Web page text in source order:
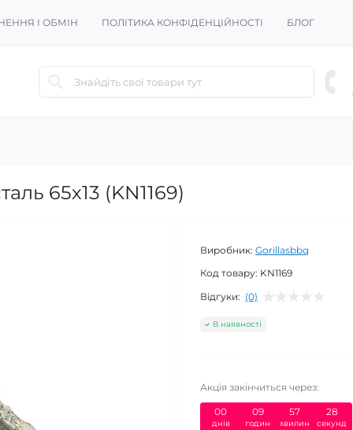
І ОБМІН ПОЛІТИКА КОНФІДЕНЦІЙНОСТІ БЛОГ
65х13 (KN1169)
Виробник: Gorillasbbq
Код товару: KN1169
Відгуки: (0)
В наявності
Акція закінчиться через:
00
днів
09
годин
57
хвилин
27
секунд